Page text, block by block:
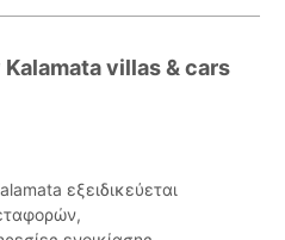
villas & cars
εξειδικεύεται